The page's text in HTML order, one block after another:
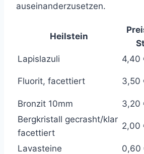
auseinanderzusetzen.
Heilstein
Lapislazuli 4,40
Fluorit, facettiert 3,50
Bronzit 10mm
3,20
Bergkristall gecrasht/klar
facettiert
2,00
Lavasteine 0,60